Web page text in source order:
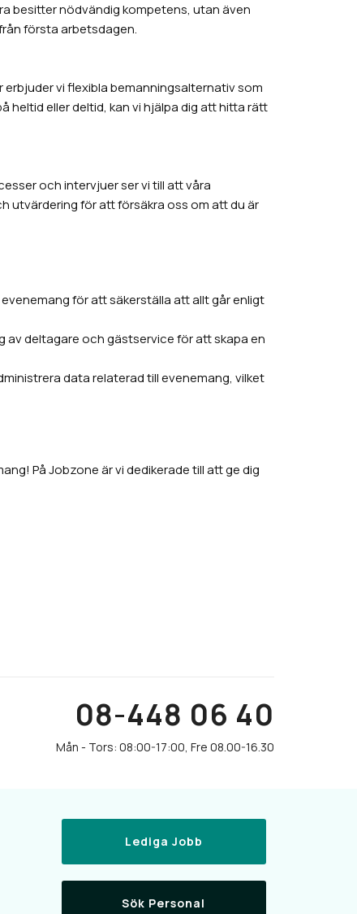
besitter nödvändig kompetens, utan även
första arbetsdagen.
vi flexibla bemanningsalternativ som
heltid eller deltid, kan vi hjälpa dig att hitta rätt
och intervjuer ser vi till att våra
utvärdering för att försäkra oss om att du är
för att säkerställa att allt går enligt
deltagare och gästservice för att skapa en
data relaterad till evenemang, vilket
På Jobzone är vi dedikerade till att ge dig
08-448 06 40
Lediga Jobb
Sök Personal